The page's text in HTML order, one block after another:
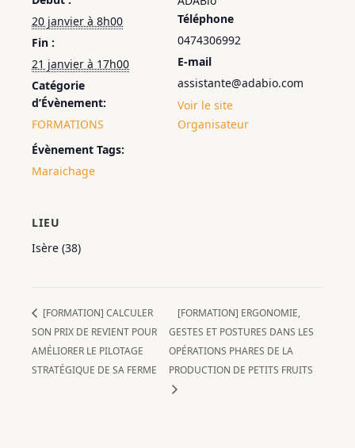
20 janvier à 8h00
Fin :
21 janvier à 17h00
Catégorie
d’Évènement:
FORMATIONS
Évènement Tags:
Maraichage
Téléphone
0474306992
E-mail
assistante@adabio.com
Voir le site
Organisateur
LIEU
Isère (38)
[FORMATION] CALCULER
SON PRIX DE REVIENT POUR
AMÉLIORER LE PILOTAGE
STRATÉGIQUE DE SA FERME
[FORMATION] ERGONOMIE,
GESTES ET POSTURES DANS LES
OPÉRATIONS PHARES DE LA
PRODUCTION DE PETITS FRUITS